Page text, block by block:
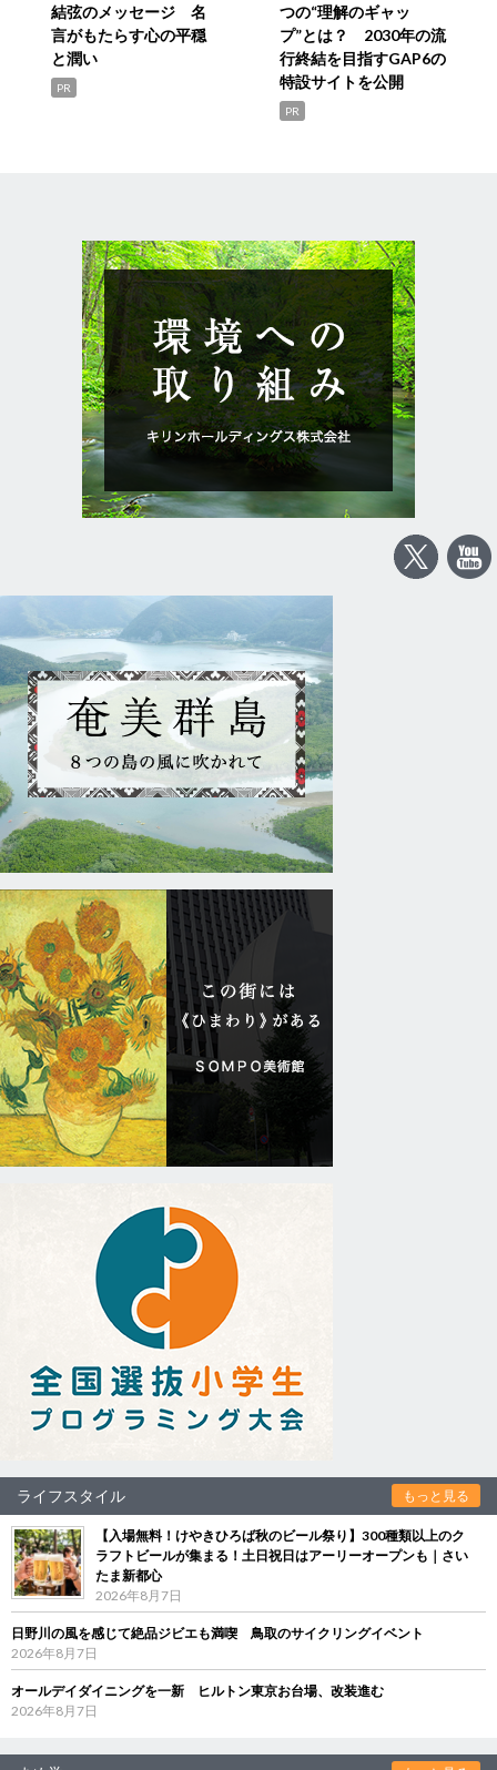
結弦のメッセージ 名
言がもたらす心の平穏
と潤い
PR
つの“理解のギャッ
プ”とは？ 2030年の流
行終結を目指すGAP6の
特設サイトを公開
PR
ライフスタイル もっと見る
【入場無料！けやきひろば秋のビール祭り】300種類以上のク
ラフトビールが集まる！土日祝日はアーリーオープンも｜さい
たま新都心
2026年8月7日
日野川の風を感じて絶品ジビエも満喫 鳥取のサイクリングイベント
2026年8月7日
オールデイダイニングを一新 ヒルトン東京お台場、改装進む
2026年8月7日